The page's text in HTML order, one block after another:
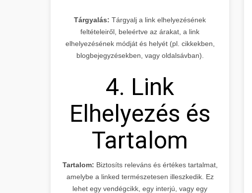
Tárgyalás: Tárgyalj a link elhelyezésének
feltételeiről, beleértve az árakat, a link
elhelyezésének módját és helyét (pl. cikkekben,
blogbejegyzésekben, vagy oldalsávban).
4. Link
Elhelyezés és
Tartalom
Tartalom: Biztosíts releváns és értékes tartalmat,
amelybe a linked természetesen illeszkedik. Ez
lehet egy vendégcikk, egy interjú, vagy egy